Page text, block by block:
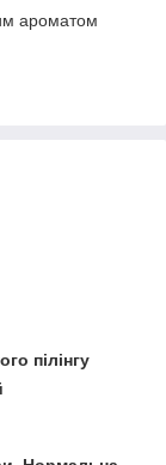
ароматом
пілінгу